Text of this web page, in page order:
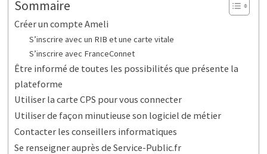
Sommaire
Créer un compte Ameli
S’inscrire avec un RIB et une carte vitale
S’inscrire avec FranceConnet
Être informé de toutes les possibilités que présente la
plateforme
Utiliser la carte CPS pour vous connecter
Utiliser de façon minutieuse son logiciel de métier
Contacter les conseillers informatiques
Se renseigner auprès de Service-Public.fr